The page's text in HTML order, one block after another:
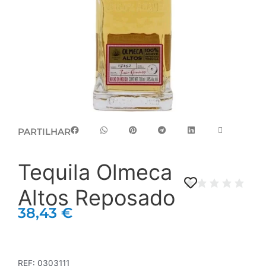
PARTILHAR
Tequila Olmeca
Altos Reposado
38,43 €
REF: 0303111